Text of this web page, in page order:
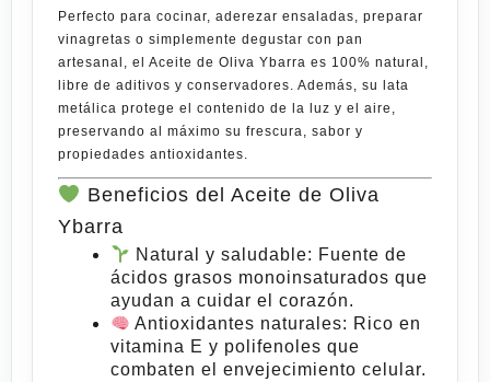
Perfecto para cocinar, aderezar ensaladas, preparar
vinagretas o simplemente degustar con pan
artesanal, el Aceite de Oliva Ybarra es 100% natural,
libre de aditivos y conservadores. Además, su
lata
metálica protege el contenido de la luz y el aire,
preservando al máximo su frescura, sabor y
propiedades antioxidantes.
Beneficios del Aceite de Oliva
Ybarra
Natural y saludable: Fuente de
ácidos grasos monoinsaturados que
ayudan a cuidar el corazón.
Antioxidantes naturales: Rico en
vitamina E y polifenoles que
combaten el envejecimiento celular.